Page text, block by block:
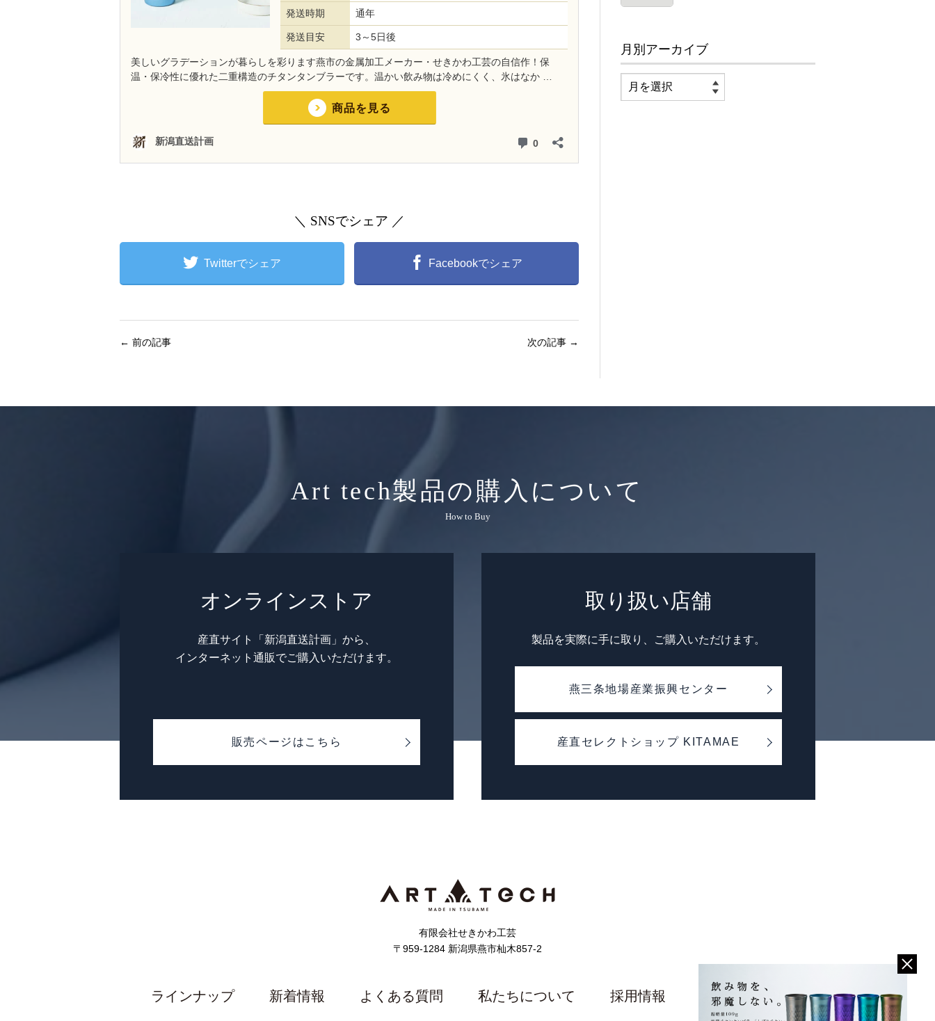
＼ SNSでシェア ／
Twitterでシェア Facebookでシェア
← 前の記事 次の記事 →
月別アーカイブ
Art tech製品の 購入について
How to Buy
オンラインストア
産直サイト「新潟直送計画」から、
インターネット通販でご購入いただけます。
販売ページはこちら
取り扱い店舗
製品を実際に手に取り、ご購入いただけます。
燕三条地場産業振興センター
産直セレクトショップ KITAMAE
有限会社せきかわ工芸
〒959-1284 新潟県燕市杣木857-2
ラインナップ 新着情報 よくある質問 私たちについて 採用情報 お問い合わせ